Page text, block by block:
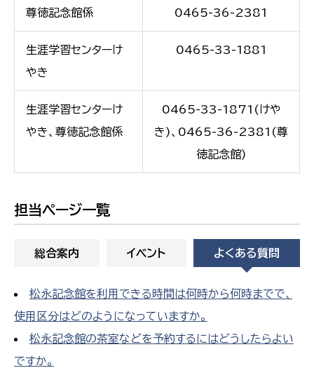
尊徳記念館係 0465-36-2381
生涯学習センターけ
やき
0465-33-1881
生涯学習センターけ
やき、尊徳記念館係
0465-33-1871(けや
き)、0465-36-2381(尊
徳記念館)
担当ページ一覧
総合案内 イベント よくある質問
松永記念館を利用できる時間は何時から何時までで、
使用区分はどのようになっていますか。
松永記念館の茶室などを予約するにはどうしたらよい
ですか。